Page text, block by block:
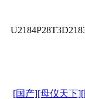
[国产][母仪天下